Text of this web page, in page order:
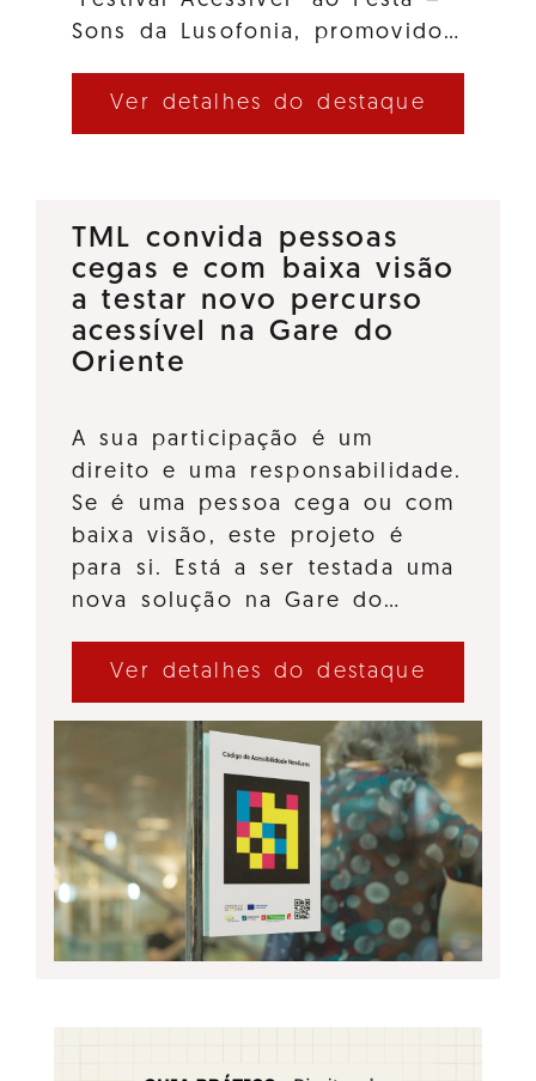
Sons da Lusofonia, promovido…
Ver detalhes do destaque
TML convida pessoas
cegas e com baixa visão
a testar novo percurso
acessível na Gare do
Oriente
A sua participação é um
direito e uma responsabilidade.
Se é uma pessoa cega ou com
baixa visão, este projeto é
para si. Está a ser testada uma
nova solução na Gare do…
Ver detalhes do destaque